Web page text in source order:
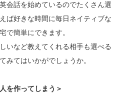
会話を始めているのでたくさん選
ば好きな時間に毎日ネイティブな
で簡単にできます。
いなど教えてくれる相手も選べる
みてはいかがでしょうか。
を作ってしまう＞